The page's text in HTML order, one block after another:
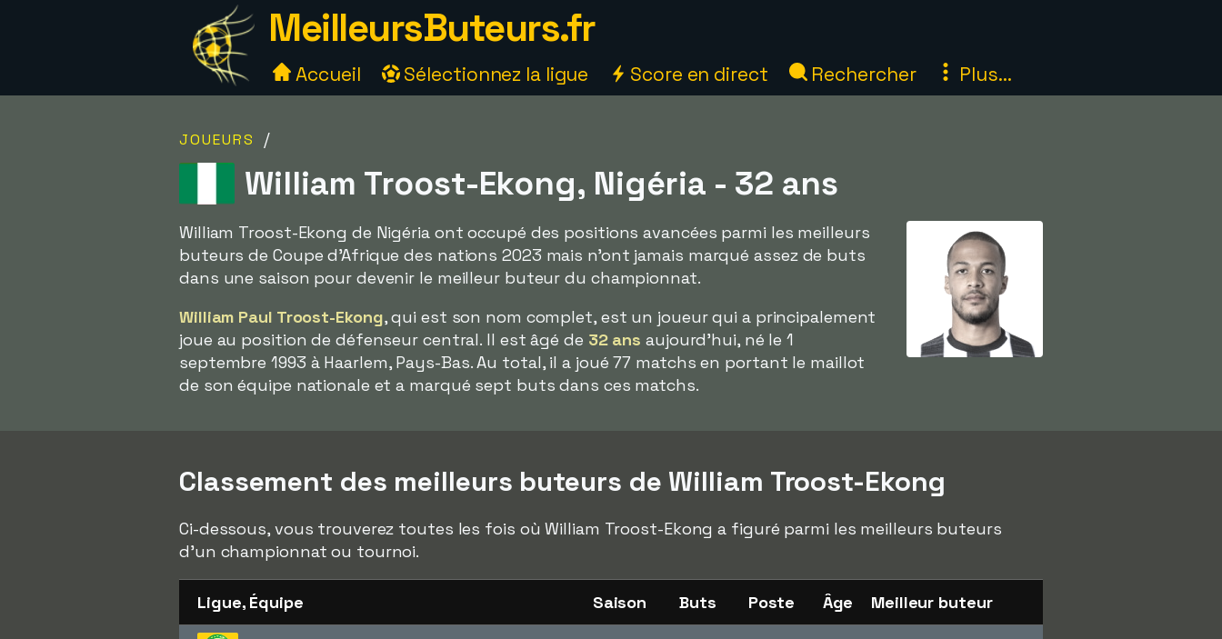
MeilleursButeurs.fr
Accueil Sélectionnez la ligue Score en direct Rechercher Plus...
JOUEURS /
William Troost-Ekong, Nigéria - 32 ans
William Troost-Ekong de Nigéria ont occupé des positions avancées parmi les meilleurs
buteurs de Coupe d'Afrique des nations 2023 mais n'ont jamais marqué assez de buts
dans une saison pour devenir le meilleur buteur du championnat.
William Paul Troost-Ekong, qui est son nom complet, est un joueur qui a principalement
joue au position de défenseur central. Il est âgé de 32 ans aujourd'hui, né le 1
septembre 1993 à Haarlem, Pays-Bas. Au total, il a joué 77 matchs en portant le maillot
de son équipe nationale et a marqué sept buts dans ces matchs.
Classement des meilleurs buteurs de William Troost-Ekong
Ci-dessous, vous trouverez toutes les fois où William Troost-Ekong a figuré parmi les meilleurs buteurs
d'un championnat ou tournoi.
Ligue, Équipe Saison Buts Poste Âge Meilleur buteur